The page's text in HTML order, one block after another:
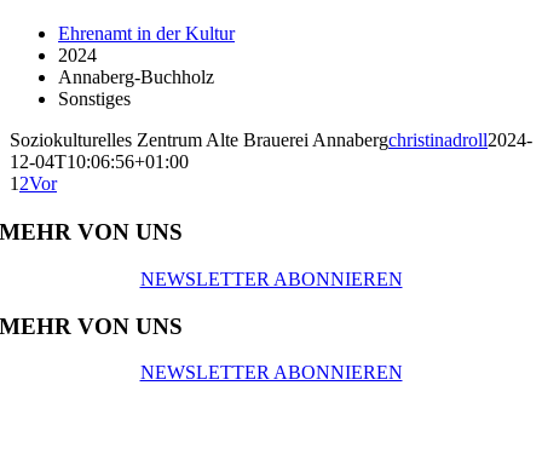
Ehrenamt in der Kultur
2024
Annaberg-Buchholz
Sonstiges
Soziokulturelles Zentrum Alte Brauerei Annabergchristinadroll2024-
12-04T10:06:56+01:00
1 2Vor
MEHR VON UNS
NEWSLETTER ABONNIEREN
MEHR VON UNS
NEWSLETTER ABONNIEREN